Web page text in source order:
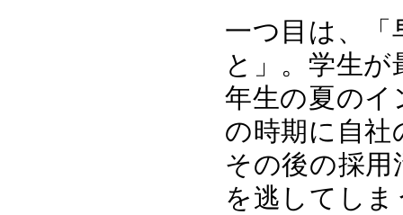
一つ目は、「
と」。学生
年生の夏の
の時期に自
その後の採
を逃してし